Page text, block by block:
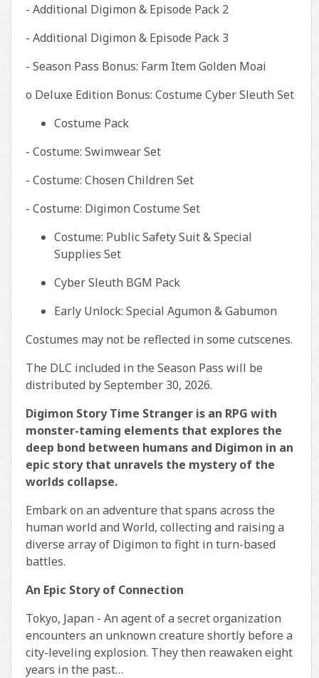
- Additional Digimon & Episode Pack 2
- Additional Digimon & Episode Pack 3
- Season Pass Bonus: Farm Item Golden Moai
o Deluxe Edition Bonus: Costume Cyber Sleuth Set
Costume Pack
- Costume: Swimwear Set
- Costume: Chosen Children Set
- Costume: Digimon Costume Set
Costume: Public Safety Suit & Special
Supplies Set
Cyber Sleuth BGM Pack
Early Unlock: Special Agumon & Gabumon
Costumes may not be reflected in some cutscenes.
The DLC included in the Season Pass will be
distributed by September 30, 2026.
Digimon Story Time Stranger is an RPG with
monster-taming elements that explores the
deep bond between humans and Digimon in an
epic story that unravels the mystery of the
worlds collapse.
Embark on an adventure that spans across the
human world and World, collecting and raising a
diverse array of Digimon to fight in turn-based
battles.
An Epic Story of Connection
Tokyo, Japan - An agent of a secret organization
encounters an unknown creature shortly before a
city-leveling explosion. They then reawaken eight
years in the past…